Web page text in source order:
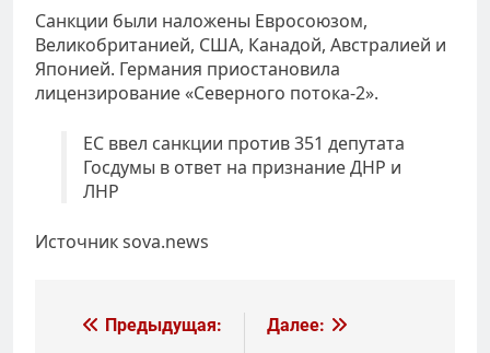
Санкции были наложены Евросоюзом,
Великобританией, США, Канадой, Австралией и
Японией. Германия приостановила
лицензирование «Северного потока-2».
ЕС ввел санкции против 351 депутата
Госдумы в ответ на признание ДНР и
ЛНР
Источник sova.news
Навигация
Предыдущая:
Далее: